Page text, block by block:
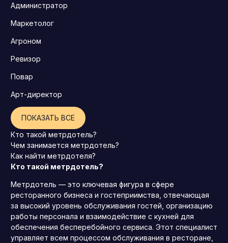
Администратор
Маркетолог
Агроном
Ревизор
Повар
Арт-директор
ПОКАЗАТЬ ВСЕ
Кто такой метрдотель?
Чем занимается метрдотель?
Как найти метрдотеля?
Кто такой метрдотель?
Метрдотель — это ключевая фигура в сфере
ресторанного бизнеса и гостеприимства, отвечающая
за высокий уровень обслуживания гостей, организацию
работы персонала и взаимодействие с кухней для
обеспечения бесперебойного сервиса. Этот специалист
управляет всем процессом обслуживания в ресторане,